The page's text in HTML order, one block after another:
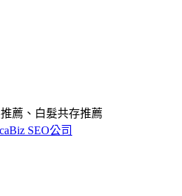
薦、白髮共存推薦
SEO公司